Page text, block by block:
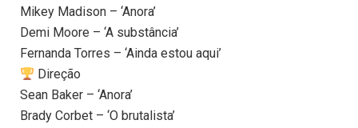
Mikey Madison – ‘Anora’
Demi Moore – ‘A substância’
Fernanda Torres – ‘Ainda estou aqui’
Direção
Sean Baker – ‘Anora’
Brady Corbet – ‘O brutalista’